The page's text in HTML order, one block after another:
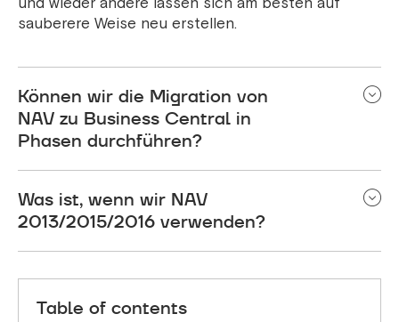
sauberere Weise neu erstellen.
Können wir die Migration von
NAV zu Business Central in
Phasen durchführen?
sicherere Ansatz (zuerst die Finanzen, dann
Betrieb/Lager, dann Fertigung usw.).
Was ist, wenn wir NAV
2013/2015/2016 verwenden?
oder ein stufenweiser Upgrade-Pfad). Genau
deshalb ist Schritt 1 so wichtig.
Table of contents